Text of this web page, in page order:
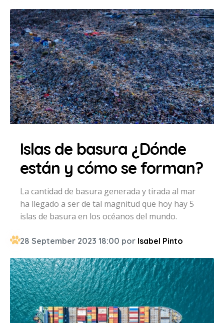
Islas de basura ¿Dónde
están y cómo se forman?
La cantidad de basura generada y tirada al mar
ha llegado a ser de tal magnitud que hoy hay 5
islas de basura en los océanos del mundo.
28 September 2023 18:00 por Isabel Pinto